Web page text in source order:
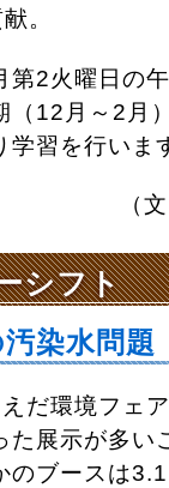
。
第2火曜日の
（12月～2月
学習を行いま
（
シフト
染水問題
だ環境フェ
た展示が多い
のブースは